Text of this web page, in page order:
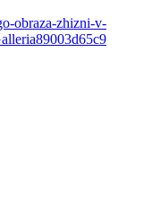
obraza-zhizni-v-